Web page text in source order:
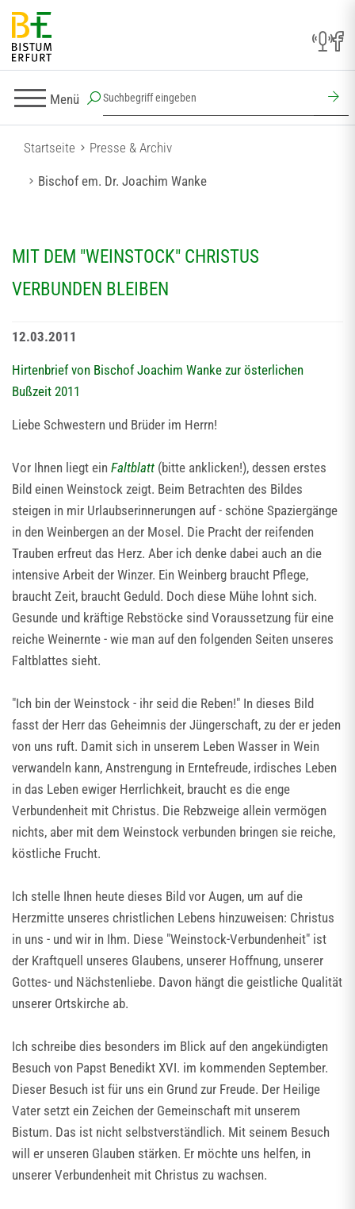
Menü
Startseite Presse & Archiv
Bischof em. Dr. Joachim Wanke
MIT DEM "WEINSTOCK" CHRISTUS
VERBUNDEN BLEIBEN
12.03.2011
Hirtenbrief von Bischof Joachim Wanke zur österlichen
Bußzeit 2011
Liebe Schwestern und Brüder im Herrn!
Vor Ihnen liegt ein Faltblatt (bitte anklicken!), dessen erstes
Bild einen Weinstock zeigt. Beim Betrachten des Bildes
steigen in mir Urlaubserinnerungen auf - schöne Spaziergänge
in den Weinbergen an der Mosel. Die Pracht der reifenden
Trauben erfreut das Herz. Aber ich denke dabei auch an die
intensive Arbeit der Winzer. Ein Weinberg braucht Pflege,
braucht Zeit, braucht Geduld. Doch diese Mühe lohnt sich.
Gesunde und kräftige Rebstöcke sind Voraussetzung für eine
reiche Weinernte - wie man auf den folgenden Seiten unseres
Faltblattes sieht.
"Ich bin der Weinstock - ihr seid die Reben!" In dieses Bild
fasst der Herr das Geheimnis der Jüngerschaft, zu der er jeden
von uns ruft. Damit sich in unserem Leben Wasser in Wein
verwandeln kann, Anstrengung in Erntefreude, irdisches Leben
in das Leben ewiger Herrlichkeit, braucht es die enge
Verbundenheit mit Christus. Die Rebzweige allein vermögen
nichts, aber mit dem Weinstock verbunden bringen sie reiche,
köstliche Frucht.
Ich stelle Ihnen heute dieses Bild vor Augen, um auf die
Herzmitte unseres christlichen Lebens hinzuweisen: Christus
in uns - und wir in Ihm. Diese "Weinstock-Verbundenheit" ist
der Kraftquell unseres Glaubens, unserer Hoffnung, unserer
Gottes- und Nächstenliebe. Davon hängt die geistliche Qualität
unserer Ortskirche ab.
Ich schreibe dies besonders im Blick auf den angekündigten
Besuch von Papst Benedikt XVI. im kommenden September.
Dieser Besuch ist für uns ein Grund zur Freude. Der Heilige
Vater setzt ein Zeichen der Gemeinschaft mit unserem
Bistum. Das ist nicht selbstverständlich. Mit seinem Besuch
will er unseren Glauben stärken. Er möchte uns helfen, in
unserer Verbundenheit mit Christus zu wachsen.